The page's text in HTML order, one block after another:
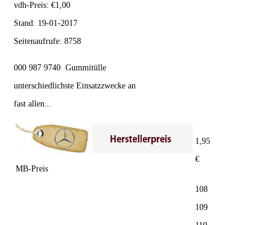
vdh-Preis: €1,00
Stand: 19-01-2017
Seitenaufrufe: 8758
000 987 9740 Gummitülle
unterschiedlichste Einsatzzwecke an
fast allen...
MB-Preis
1,95
€
108
109